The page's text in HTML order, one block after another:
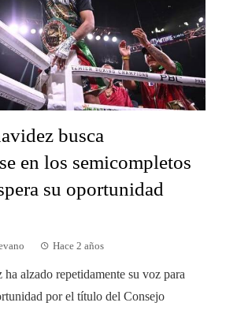
busca
en los semicompletos
su oportunidad
Hace 2 años
alzado repetidamente su voz para
por el título del Consejo